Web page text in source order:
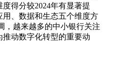
得分较2024年有显著提
、数据和生态五个维度方
，越来越多的中小银行关注
动数字化转型的重要动